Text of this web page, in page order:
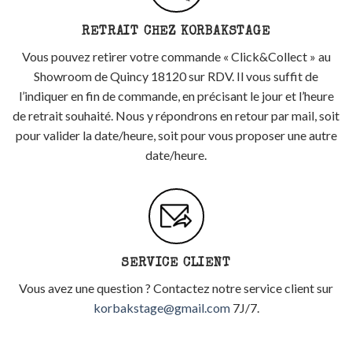
RETRAIT CHEZ KORBAKSTAGE
Vous pouvez retirer votre commande « Click&Collect » au
Showroom de Quincy 18120 sur RDV. Il vous suffit de
l’indiquer en fin de commande, en précisant le jour et l’heure
de retrait souhaité. Nous y répondrons en retour par mail, soit
pour valider la date/heure, soit pour vous proposer une autre
date/heure.
SERVICE CLIENT
Vous avez une question ? Contactez notre service client sur
korbakstage@gmail.com7J/7.